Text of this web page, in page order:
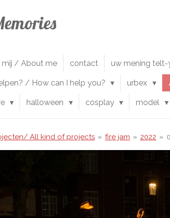
mij / About me contact uw mening
/ How can I help you? urbex
halloween cosplay model
All kind of projects » fire jam » 2022 »